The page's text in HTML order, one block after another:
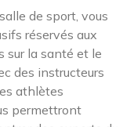
de sport, vous
réservés aux
sur la santé et le
des instructeurs
athlètes
permettront